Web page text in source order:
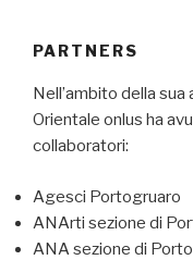
PARTNERS
Nell’ambito della
Orientale onlus ha
collaboratori:
Agesci Portogruaro
ANArti sezione di
ANA sezione di